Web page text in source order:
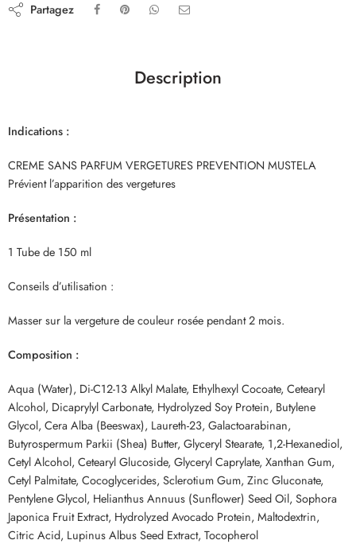
Partagez
Description
Indications :
CREME SANS PARFUM VERGETURES PREVENTION MUSTELA
Prévient l’apparition des vergetures
Présentation :
1 Tube de 150 ml
Conseils d’utilisation :
Masser sur la vergeture de couleur rosée pendant 2 mois.
Composition :
Aqua (Water), Di-C12-13 Alkyl Malate, Ethylhexyl Cocoate, Cetearyl
Alcohol, Dicaprylyl Carbonate, Hydrolyzed Soy Protein, Butylene
Glycol, Cera Alba (Beeswax), Laureth-23, Galactoarabinan,
Butyrospermum Parkii (Shea) Butter, Glyceryl Stearate, 1,2-Hexanediol,
Cetyl Alcohol, Cetearyl Glucoside, Glyceryl Caprylate, Xanthan Gum,
Cetyl Palmitate, Cocoglycerides, Sclerotium Gum, Zinc Gluconate,
Pentylene Glycol, Helianthus Annuus (Sunflower) Seed Oil, Sophora
Japonica Fruit Extract, Hydrolyzed Avocado Protein, Maltodextrin,
Citric Acid, Lupinus Albus Seed Extract, Tocopherol